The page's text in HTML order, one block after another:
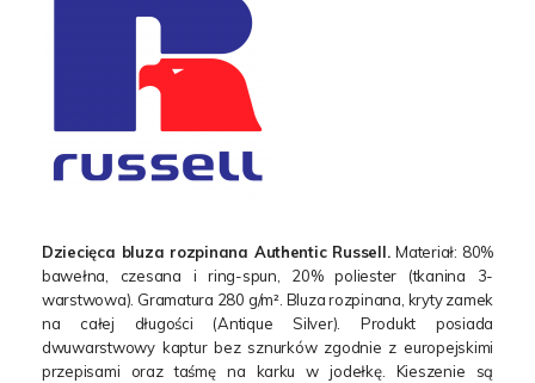
Dziecięca bluza rozpinana Authentic Russell.Materiał: 80%
bawełna, czesana i ring-spun, 20% poliester (tkanina 3-
warstwowa). Gramatura 280 g/m². Bluza rozpinana, kryty zamek
na całej długości (Antique Silver). Produkt posiada
dwuwarstwowy kaptur bez sznurków zgodnie z europejskimi
przepisami oraz taśmę na karku w jodełkę. Kieszenie są